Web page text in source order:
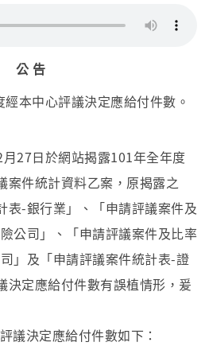
公 告
本中心評議決定應給付件數。
27日於網站揭露101年全年度
案件統計資料乙案，原揭露之
表-銀行業」、「申請評議案件及
公司」、「申請評議案件及比率
」及「申請評議案件統計表-證
決定應給付件數有誤植情形，爰
議決定應給付件數如下：